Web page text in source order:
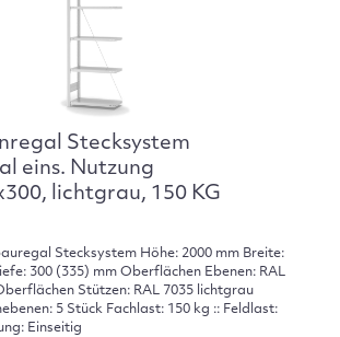
Stecksystem
eins. Nutzung
lichtgrau, 150 KG
Stecksystem Höhe: 2000 mm Breite:
300 (335) mm Oberflächen Ebenen: RAL
Stützen: RAL 7035 lichtgrau
5 Stück Fachlast: 150 kg :: Feldlast:
Einseitig